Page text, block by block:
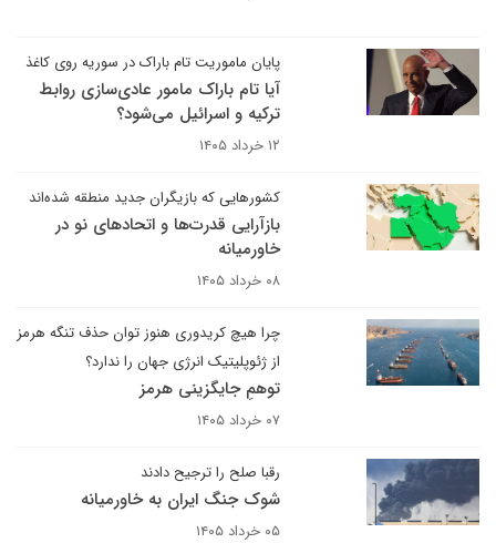
پایان ماموریت تام باراک در سوریه روی کاغذ
آیا تام باراک مامور عادی‌سازی روابط
ترکیه و اسرائیل می‌شود؟
۱۲ خرداد ۱۴۰۵
کشورهایی که بازیگران جدید منطقه شده‌اند
بازآرایی قدرت‌ها و اتحادهای نو در
خاورمیانه
۰۸ خرداد ۱۴۰۵
چرا هیچ کریدوری هنوز توان حذف تنگه هرمز
از ژئوپلیتیک انرژی جهان را ندارد؟
توهمِ جایگزینی هرمز
۰۷ خرداد ۱۴۰۵
رقبا صلح را ترجیح دادند
شوک جنگ ایران به خاورمیانه
۰۵ خرداد ۱۴۰۵